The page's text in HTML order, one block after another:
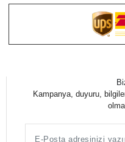
Kampanya, duyuru,